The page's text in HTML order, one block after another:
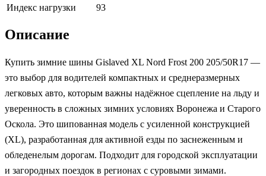
Индекс нагрузки
93
Описание
Купить зимние шины Gislaved XL Nord Frost 200 205/50R17 —
это выбор для водителей компактных и среднеразмерных
легковых авто, которым важны надёжное сцепление на льду и
уверенность в сложных зимних условиях Воронежа и Старого
Оскола. Это шипованная модель с усиленной конструкцией
(XL), разработанная для активной езды по заснеженным и
обледенелым дорогам. Подходит для городской эксплуатации
и загородных поездок в регионах с суровыми зимами.